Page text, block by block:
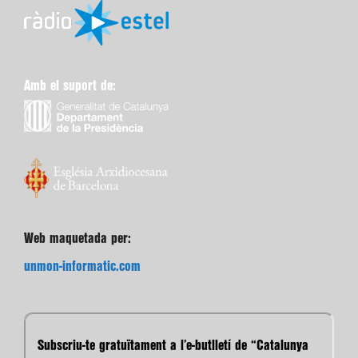
Amb el suport de:
Web maquetada per:
unmon-informatic.com
Subscriu-te gratuïtament a l’e-butlletí de “Catalunya